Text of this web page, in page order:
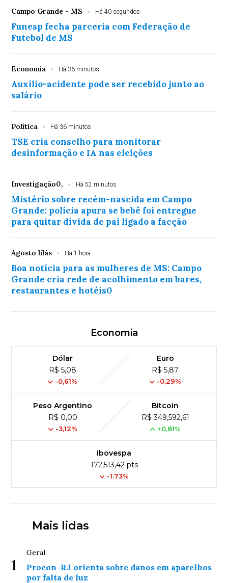
Campo Grande - MS Há 40 segundos
Funesp fecha parceria com Federação de
Futebol de MS
Economia Há 36 minutos
Auxílio-acidente pode ser recebido junto ao
salário
Política Há 36 minutos
TSE cria conselho para monitorar
desinformação e IA nas eleições
Investigação0, Há 52 minutos
Mistério sobre recém-nascida em Campo
Grande: polícia apura se bebê foi entregue
para quitar dívida de pai ligado a facção
Agosto lilás Há 1 hora
Boa notícia para as mulheres de MS: Campo
Grande cria rede de acolhimento em bares,
restaurantes e hotéis0
Economia
Dólar
R$ 5,08
-0,61%
Euro
R$ 5,87
-0,29%
Peso Argentino
R$ 0,00
-3,12%
Bitcoin
R$ 349,592,61
+0,81%
Ibovespa
172,513,42 pts
-1.73%
Mais lidas
1
Geral
Procon-RJ orienta sobre danos em aparelhos
por falta de luz